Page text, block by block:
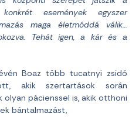
események egyszer
maga életmóddá válik…
Tehát igen, a kár és a
Boaz több tucatnyi zsidó
akik szertartások során
pácienssel is, akik otthoni
bántalmazást,